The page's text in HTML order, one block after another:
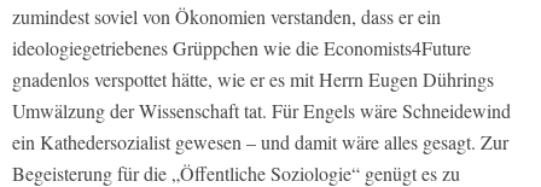
zumindest soviel von Ökonomien verstanden, dass er ein
ideologiegetriebenes Grüppchen wie die Economists4Future
gnadenlos verspottet hätte, wie er es mit Herrn Eugen Dührings
Umwälzung der Wissenschaft tat. Für Engels wäre Schneidewind
ein Kathedersozialist gewesen – und damit wäre alles gesagt. Zur
Begeisterung für die „Öffentliche Soziologie“ genügt es zu